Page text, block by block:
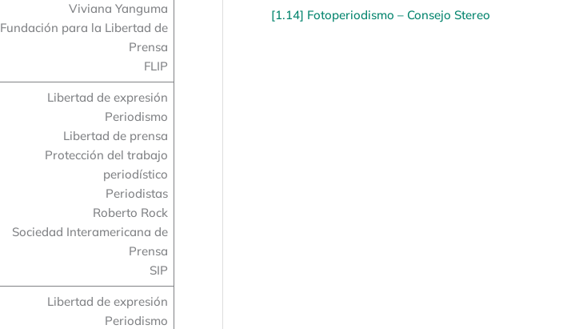
Viviana Yanguma
Fundación para la Libertad de
Prensa
FLIP
Libertad de expresión
Periodismo
Libertad de prensa
Protección del trabajo
periodístico
Periodistas
Roberto Rock
Sociedad Interamericana de
Prensa
SIP
Libertad de expresión
Periodismo
[1.14] Fotoperiodismo – Consejo Stereo